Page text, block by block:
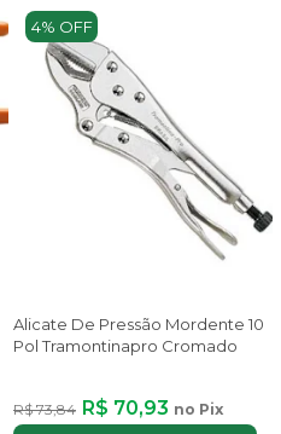
4% OFF
Alicate De Pressão Mordente 10
Pol Tramontinapro Cromado
R$ 73,84 R$ 70,93 no Pix